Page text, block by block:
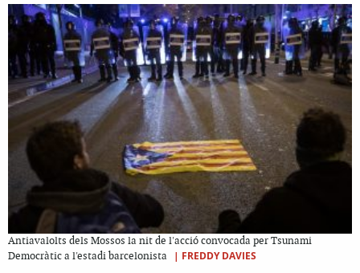
Antiavalolts dels Mossos la nit de l'acció convocada per Tsunami
Democràtic a l'estadi barcelonista
| FREDDY DAVIES